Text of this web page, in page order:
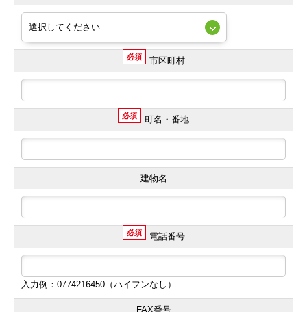
必須 市区町村
必須 町名・番地
建物名
必須 電話番号
入力例：0774216450（ハイフンなし）
FAX番号